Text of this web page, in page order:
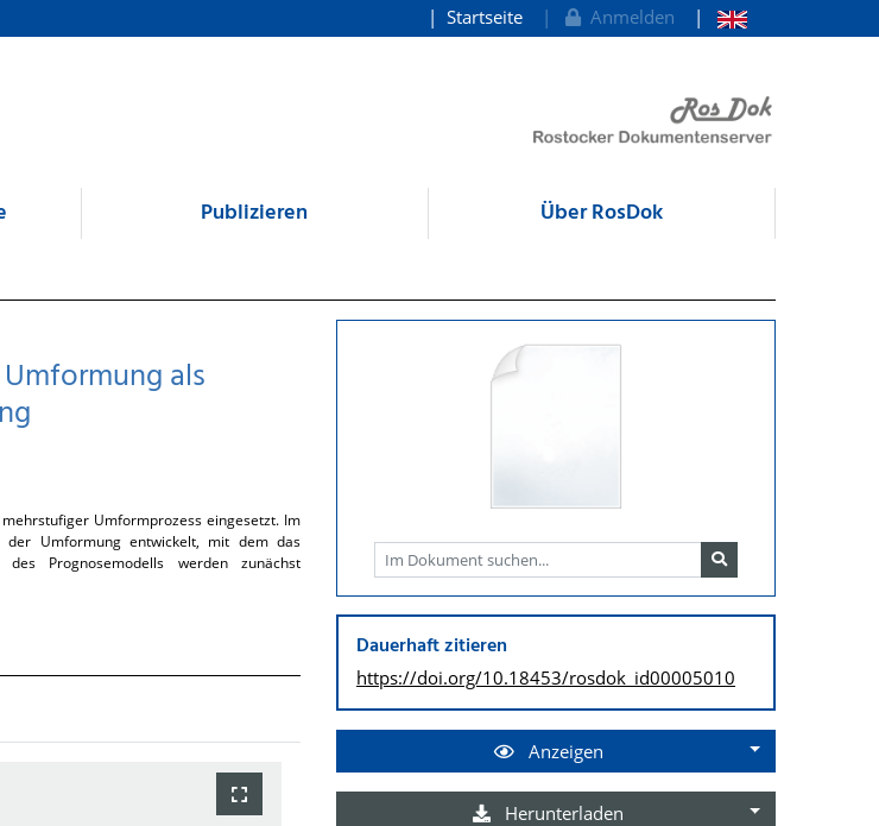
Startseite Anmelden
Publizieren Über RosDok
als
Umformprozess eingesetzt. Im
der Umformung entwickelt, mit dem das
Prognosemodells werden zunächst
Dauerhaft zitieren
https://doi.org/10.18453/rosdok_id00005010
Anzeigen
Herunterladen